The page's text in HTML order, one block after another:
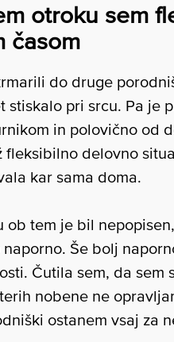
otroku sem
časom
do druge
stiskalo pri srcu. Pa je
in polovično od
fleksibilno delovno
kar sama doma.
ob tem je bil
Še bolj
Čutila sem, da
nobene ne
ostanem vsaj za